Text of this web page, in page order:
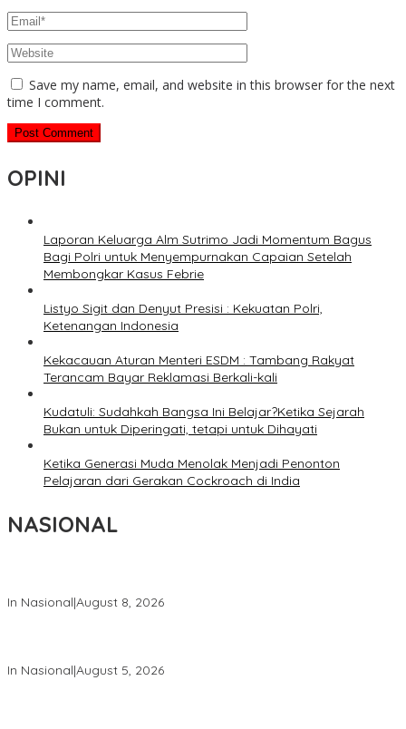
Save my name, email, and website in this browser for the next
time I comment.
OPINI
Laporan Keluarga Alm Sutrimo Jadi Momentum Bagus
Bagi Polri untuk Menyempurnakan Capaian Setelah
Membongkar Kasus Febrie
Listyo Sigit dan Denyut Presisi : Kekuatan Polri,
Ketenangan Indonesia
Kekacauan Aturan Menteri ESDM : Tambang Rakyat
Terancam Bayar Reklamasi Berkali-kali
Kudatuli: Sudahkah Bangsa Ini Belajar?Ketika Sejarah
Bukan untuk Diperingati, tetapi untuk Dihayati
Ketika Generasi Muda Menolak Menjadi Penonton
Pelajaran dari Gerakan Cockroach di India
NASIONAL
In Nasional|August 8, 2026
In Nasional|August 5, 2026